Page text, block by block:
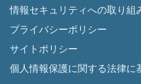
情報セキュリティへの取り組
プライバシーポリシー
サイトポリシー
個人情報保護に関する法律に